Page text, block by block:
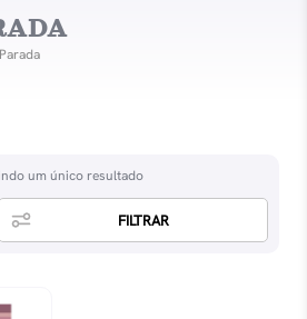
um único resultado
FILTRAR